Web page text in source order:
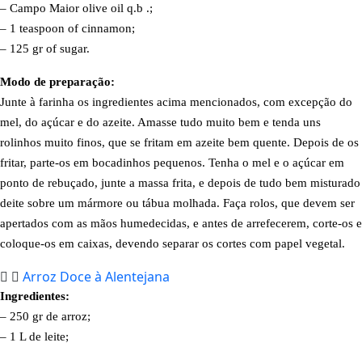
– Campo Maior olive oil q.b .;
– 1 teaspoon of cinnamon;
– 125 gr of sugar.
Modo de preparação:
Junte à farinha os ingredientes acima mencionados, com excepção do
mel, do açúcar e do azeite. Amasse tudo muito bem e tenda uns
rolinhos muito finos, que se fritam em azeite bem quente. Depois de os
fritar, parte-os em bocadinhos pequenos. Tenha o mel e o açúcar em
ponto de rebuçado, junte a massa frita, e depois de tudo bem misturado
deite sobre um mármore ou tábua molhada. Faça rolos, que devem ser
apertados com as mãos humedecidas, e antes de arrefecerem, corte-os e
coloque-os em caixas, devendo separar os cortes com papel vegetal.
Arroz Doce à Alentejana
Ingredientes:
– 250 gr de arroz;
– 1 L de leite;